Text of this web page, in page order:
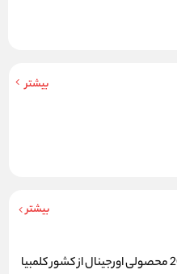
بیشتر
بیشتر
محصولی اورجینال از کشور کلمبیا